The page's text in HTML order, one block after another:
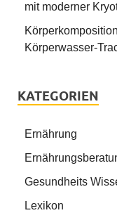
mit moderner
Körperwasser-
KATEGORIEN
Ernährung
Gesundheits
Lexikon